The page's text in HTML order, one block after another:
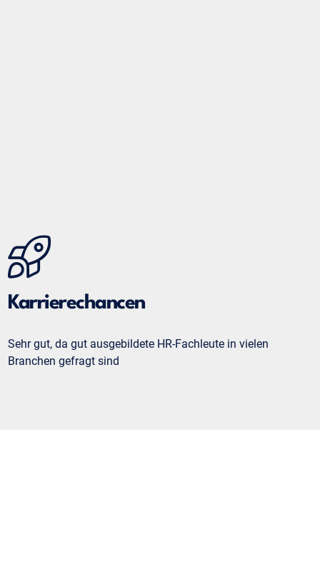
Karrierechancen
Sehr gut, da gut ausgebildete HR-Fachleute in vielen
Branchen gefragt sind